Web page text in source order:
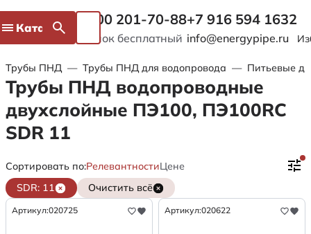
Каталог 8 800 201-70-88
Звонок бесплатный
+7 916 594 1632
info@energypipe.ru
Трубы ПНД — Трубы ПНД для водопровода — Питьевые
Трубы ПНД водопроводные
двухслойные ПЭ100, ПЭ100RC
SDR 11
Сортировать по:РелевантностиЦене
SDR: 11
Очистить всё
Артикул:020725 Артикул:020622